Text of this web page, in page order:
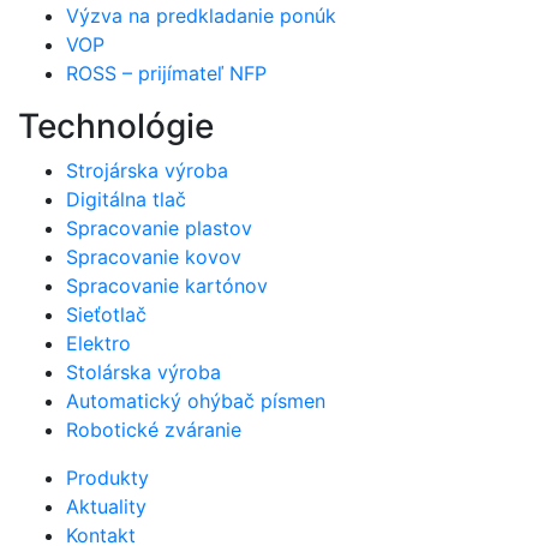
Výzva na predkladanie ponúk
VOP
ROSS – prijímateľ NFP
Technológie
Strojárska výroba
Digitálna tlač
Spracovanie plastov
Spracovanie kovov
Spracovanie kartónov
Sieťotlač
Elektro
Stolárska výroba
Automatický ohýbač písmen
Robotické zváranie
Produkty
Aktuality
Kontakt